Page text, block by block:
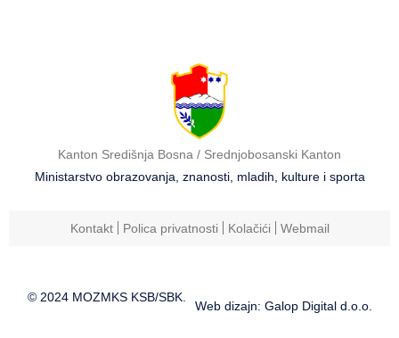
Kanton Središnja Bosna / Srednjobosanski Kanton
Ministarstvo obrazovanja, znanosti, mladih, kulture i sporta
Kontakt Polica privatnosti Kolačići Webmail
© 2024 MOZMKS KSB/SBK.
Web dizajn: Galop Digital d.o.o.